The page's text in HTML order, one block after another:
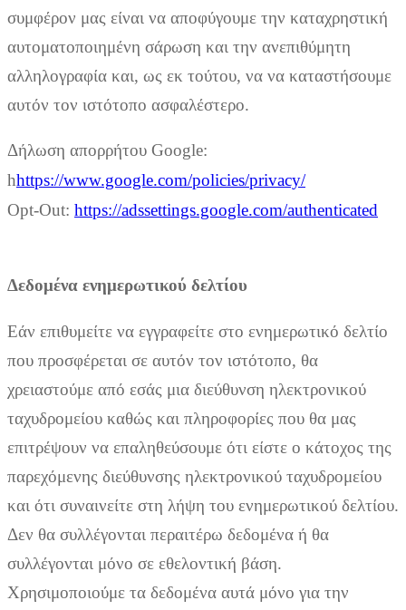
συμφέρον μας είναι να αποφύγουμε την καταχρηστική
αυτοματοποιημένη σάρωση και την ανεπιθύμητη
αλληλογραφία και, ως εκ τούτου, να να καταστήσουμε
αυτόν τον ιστότοπο ασφαλέστερο.
Δήλωση απορρήτου Google:
hhttps://www.google.com/policies/privacy/
Opt-Out: https://adssettings.google.com/authenticated
Δεδομένα ενημερωτικού δελτίου
Εάν επιθυμείτε να εγγραφείτε στο ενημερωτικό δελτίο
που προσφέρεται σε αυτόν τον ιστότοπο, θα
χρειαστούμε από εσάς μια διεύθυνση ηλεκτρονικού
ταχυδρομείου καθώς και πληροφορίες που θα μας
επιτρέψουν να επαληθεύσουμε ότι είστε ο κάτοχος της
παρεχόμενης διεύθυνσης ηλεκτρονικού ταχυδρομείου
και ότι συναινείτε στη λήψη του ενημερωτικού δελτίου.
Δεν θα συλλέγονται περαιτέρω δεδομένα ή θα
συλλέγονται μόνο σε εθελοντική βάση.
Χρησιμοποιούμε τα δεδομένα αυτά μόνο για την